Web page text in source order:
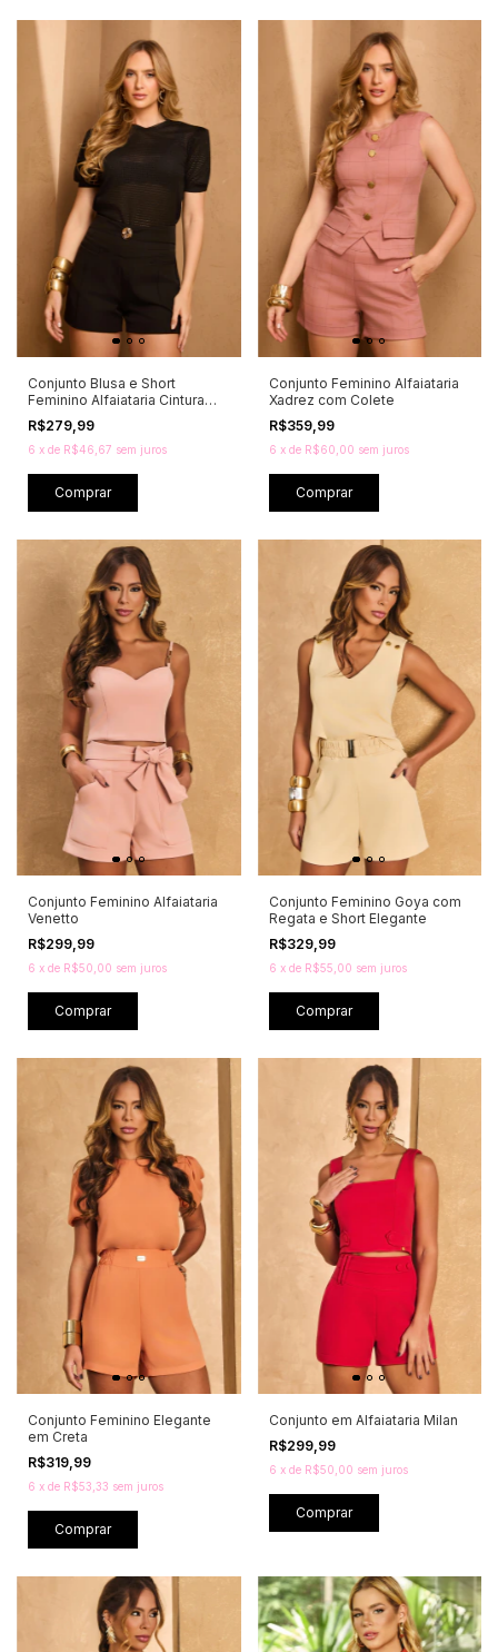
Conjunto Blusa e Short
Feminino Alfaiataria Cintura
Alta
R$279,99
6 x de R$46,67 sem juros
Comprar
Conjunto Feminino Alfaiataria
Xadrez com Colete
R$359,99
6 x de R$60,00 sem juros
Comprar
Conjunto Feminino Alfaiataria
Venetto
R$299,99
6 x de R$50,00 sem juros
Comprar
Conjunto Feminino Goya com
Regata e Short Elegante
R$329,99
6 x de R$55,00 sem juros
Comprar
Conjunto Feminino Elegante
em Creta
R$319,99
6 x de R$53,33 sem juros
Comprar
Conjunto em Alfaiataria Milan
R$299,99
6 x de R$50,00 sem juros
Comprar